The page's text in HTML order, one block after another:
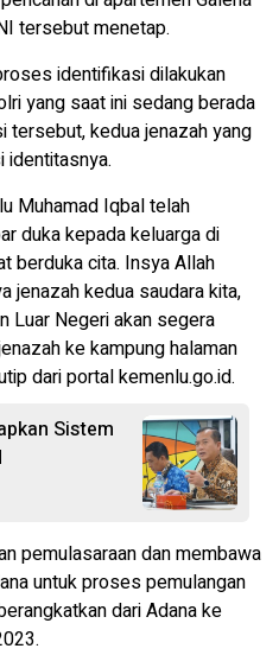
tersebut menetap.
identifikasi dilakukan
yang saat ini sedang berada
tersebut, kedua jenazah yang
identitasnya.
Muhamad Iqbal telah
duka kepada keluarga di
berduka cita. Insya Allah
jenazah kedua saudara kita,
Luar Negeri akan segera
ke kampung halaman
dari portal kemenlu.go.id.
Sistem
pemulasaraan dan membawa
untuk proses pemulangan
dari Adana ke